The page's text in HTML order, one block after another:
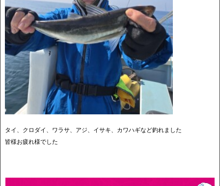
タイ、クロダイ、ワラサ、アジ、イサキ、カワハギなど釣れました
皆様お疲れ様でした